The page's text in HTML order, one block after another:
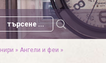
» Ангели и феи »